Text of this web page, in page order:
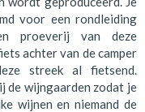
voor een rondleiding
proeverij van deze
achter van de camper
streek al fietsend.
de wijngaarden zodat je
wijnen en niemand de